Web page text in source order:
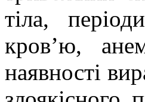
тіла,
кров’ю,
наявності